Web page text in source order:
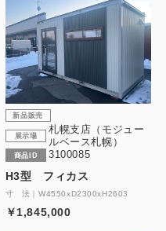
新品販売
展示場
札幌支店（モジュー
ルベース札幌）
商品ID 3100085
H3型 フィカス
寸 法｜W4550xD2300xH2603
￥1,845,000